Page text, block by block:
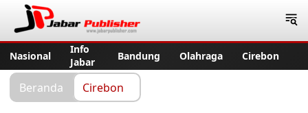
Nasional
Info
Jabar
Bandung Olahraga Cirebon
Beranda Cirebon